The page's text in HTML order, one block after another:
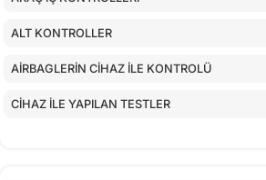
ALT KONTROLLER
AİRBAGLERİN CİHAZ İLE KONTROLÜ
CİHAZ İLE YAPILAN TESTLER